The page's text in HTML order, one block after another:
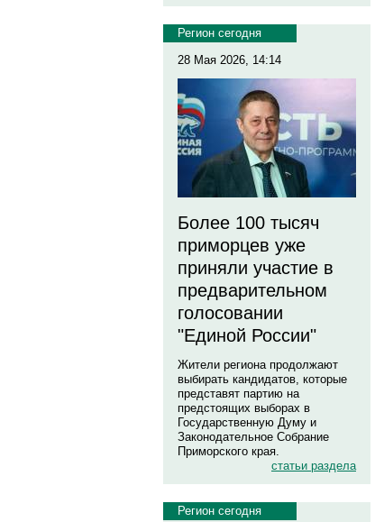
Регион сегодня
28 Мая 2026, 14:14
Более 100 тысяч
приморцев уже
приняли участие в
предварительном
голосовании
"Единой России"
Жители региона продолжают
выбирать кандидатов, которые
представят партию на
предстоящих выборах в
Государственную Думу и
Законодательное Собрание
Приморского края.
статьи раздела
Регион сегодня